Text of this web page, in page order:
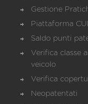
Gestione
Piattaforma
Saldo punti
Verifica classe
veicolo
Verifica
Neopatentati